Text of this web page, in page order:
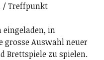
/ Treffpunkt
eingeladen, in
grosse Auswahl neuer
Brettspiele zu spielen.